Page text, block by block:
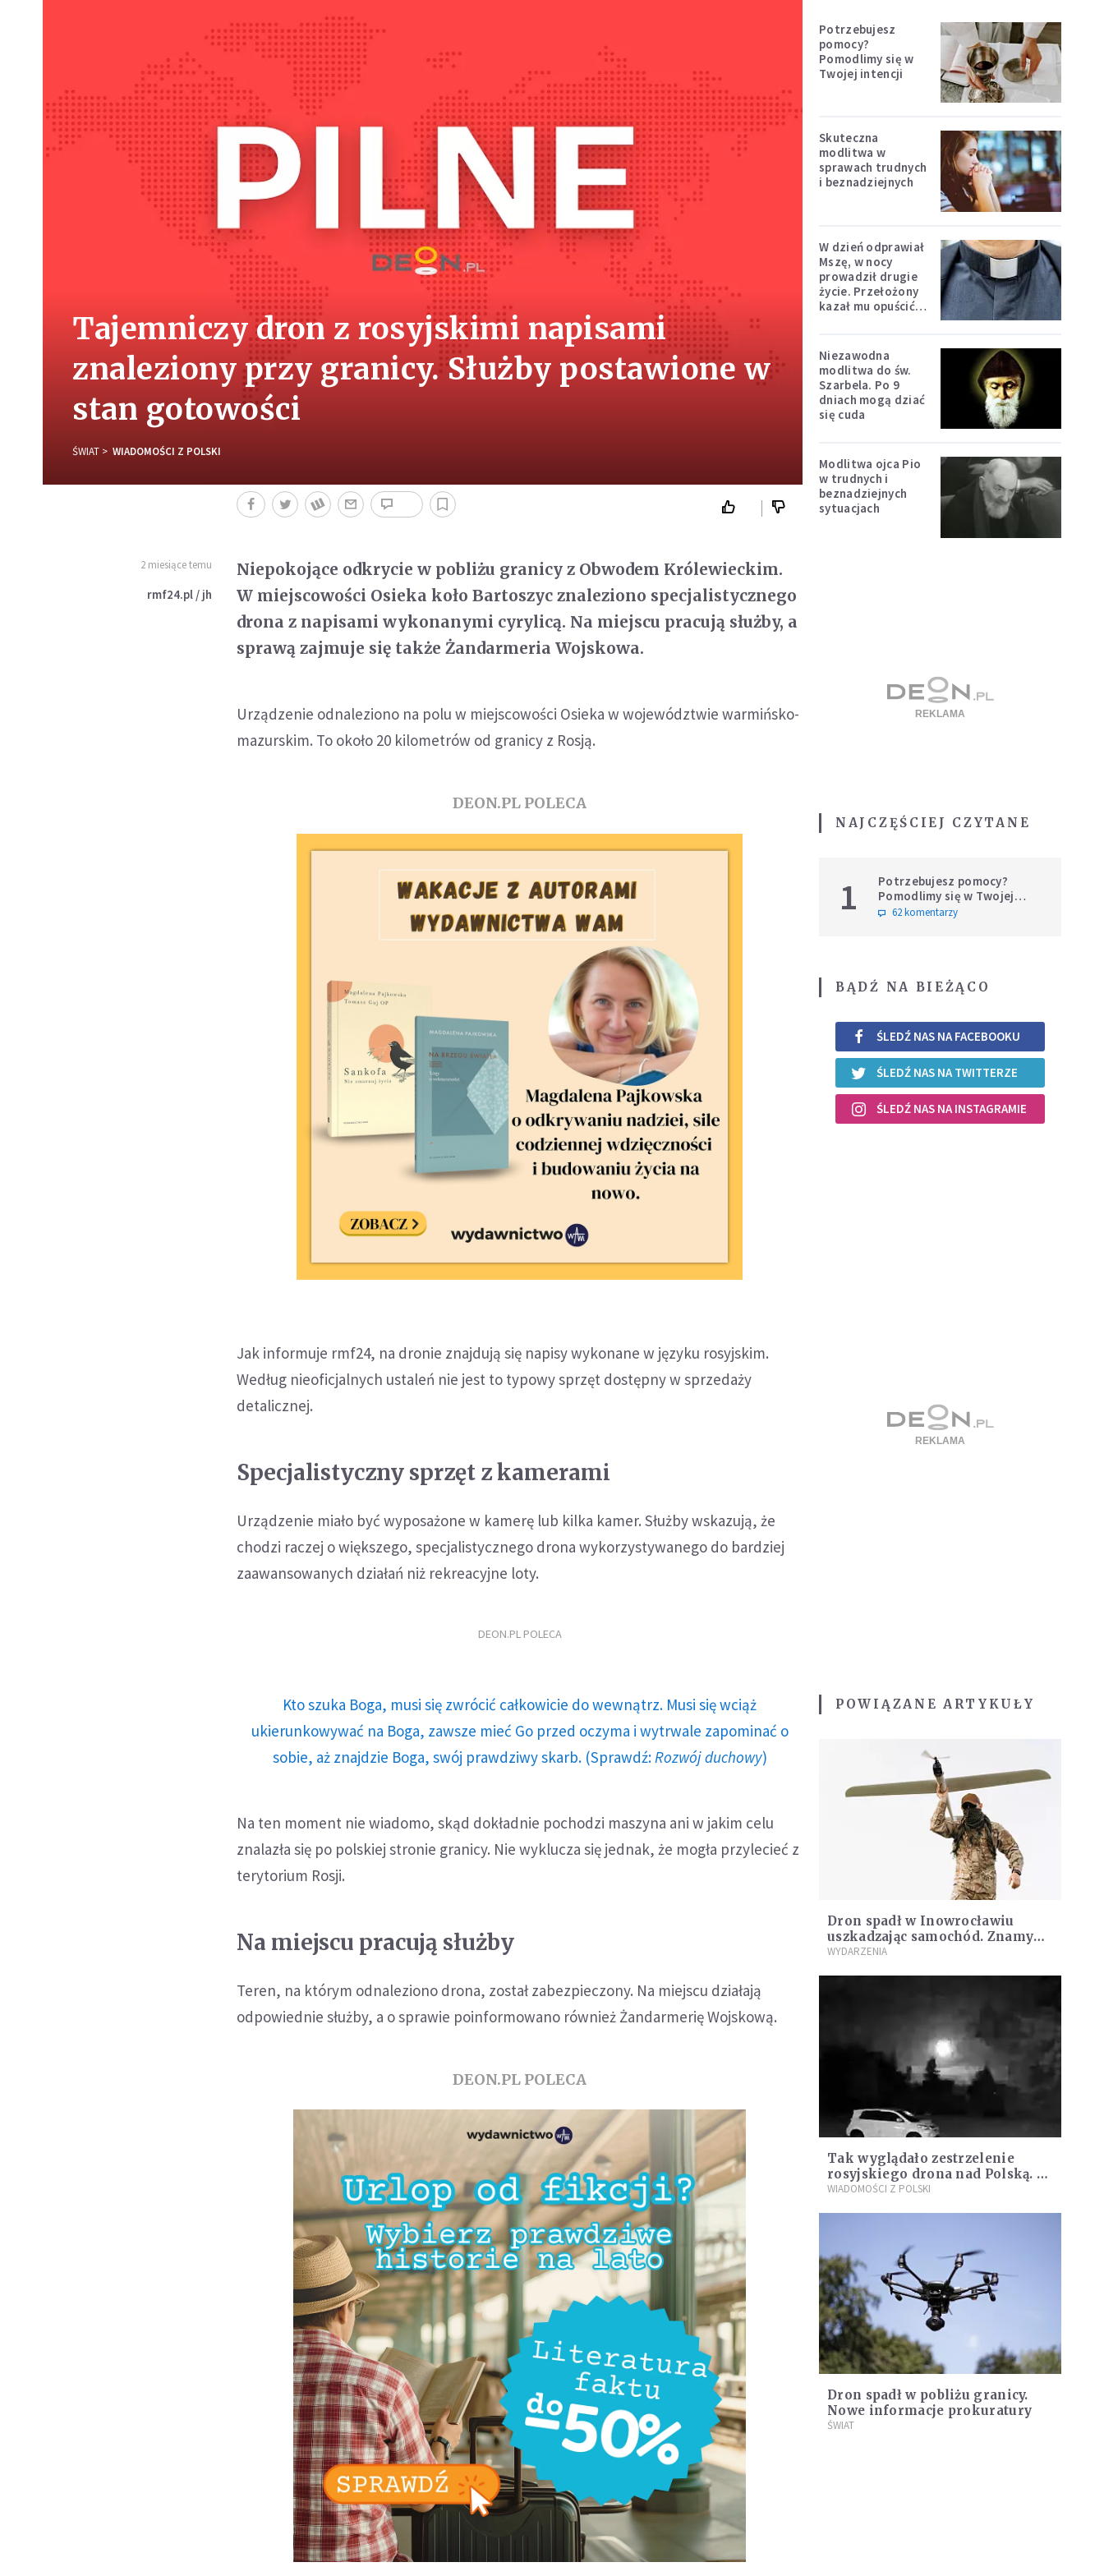
Tajemniczy dron z rosyjskimi napisami
znaleziony przy granicy. Służby postawione w
stan gotowości
ŚWIAT WIADOMOŚCI Z POLSKI
2 miesiące temu
rmf24.pl / jh
Niepokojące odkrycie w pobliżu granicy z Obwodem Królewieckim.
W miejscowości Osieka koło Bartoszyc znaleziono specjalistycznego
drona z napisami wykonanymi cyrylicą. Na miejscu pracują służby, a
sprawą zajmuje się także Żandarmeria Wojskowa.
Urządzenie odnaleziono na polu w miejscowości Osieka w województwie warmińsko-
mazurskim. To około 20 kilometrów od granicy z Rosją.
DEON.PL POLECA
Jak informuje rmf24, na dronie znajdują się napisy wykonane w języku rosyjskim.
Według nieoficjalnych ustaleń nie jest to typowy sprzęt dostępny w sprzedaży
detalicznej.
Specjalistyczny sprzęt z kamerami
Urządzenie miało być wyposażone w kamerę lub kilka kamer. Służby wskazują, że
chodzi raczej o większego, specjalistycznego drona wykorzystywanego do bardziej
zaawansowanych działań niż rekreacyjne loty.
DEON.PL POLECA
Kto szuka Boga, musi się zwrócić całkowicie do wewnątrz. Musi się wciąż
ukierunkowywać na Boga, zawsze mieć Go przed oczyma i wytrwale zapominać o
sobie, aż znajdzie Boga, swój prawdziwy skarb. (Sprawdź: Rozwój duchowy)
Na ten moment nie wiadomo, skąd dokładnie pochodzi maszyna ani w jakim celu
znalazła się po polskiej stronie granicy. Nie wyklucza się jednak, że mogła przylecieć z
terytorium Rosji.
Na miejscu pracują służby
Teren, na którym odnaleziono drona, został zabezpieczony. Na miejscu działają
odpowiednie służby, a o sprawie poinformowano również Żandarmerię Wojskową.
DEON.PL POLECA
Potrzebujesz
pomocy?
Pomodlimy się w
Twojej intencji
Skuteczna
modlitwa w
sprawach trudnych
i beznadziejnych
W dzień odprawiał
Mszę, w nocy
prowadził drugie
życie. Przełożony
kazał mu opuścić
Niezawodna
modlitwa do św.
Szarbela. Po 9
dniach mogą dziać
się cuda
Modlitwa ojca Pio
w trudnych i
beznadziejnych
sytuacjach
NAJCZĘŚCIEJ CZYTANE
1
Potrzebujesz pomocy?
Pomodlimy się w Twojej
intencji
62 komentarzy
BĄDŹ NA BIEŻĄCO
ŚLEDŹ NAS NA FACEBOOKU
ŚLEDŹ NAS NA TWITTERZE
ŚLEDŹ NAS NA INSTAGRAMIE
POWIĄZANE ARTYKUŁY
Dron spadł w Inowrocławiu
uszkadzając samochód. Znamy
nowe ustalenia służb
WYDARZENIA
Tak wyglądało zestrzelenie
rosyjskiego drona nad Polską. W
sieci pojawiło się nagranie
WIADOMOŚCI Z POLSKI
Dron spadł w pobliżu granicy.
Nowe informacje prokuratury
ŚWIAT